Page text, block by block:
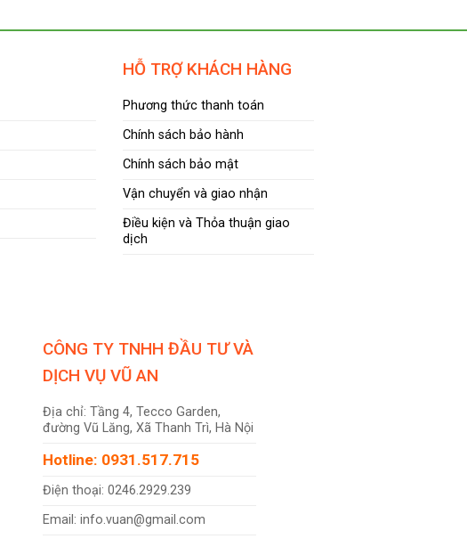
HỖ TRỢ KHÁCH HÀNG
Phương thức thanh toán
Chính sách bảo hành
Chính sách bảo mật
Vận chuyển và giao nhận
Điều kiện và Thỏa thuận giao
dịch
CÔNG TY TNHH ĐẦU TƯ VÀ
DỊCH VỤ VŨ AN
Địa chỉ: Tầng 4, Tecco Garden,
đường Vũ Lăng, Xã Thanh Trì, Hà Nội
Hotline: 0931.517.715
Điện thoại: 0246.2929.239
Email: info.vuan@gmail.com